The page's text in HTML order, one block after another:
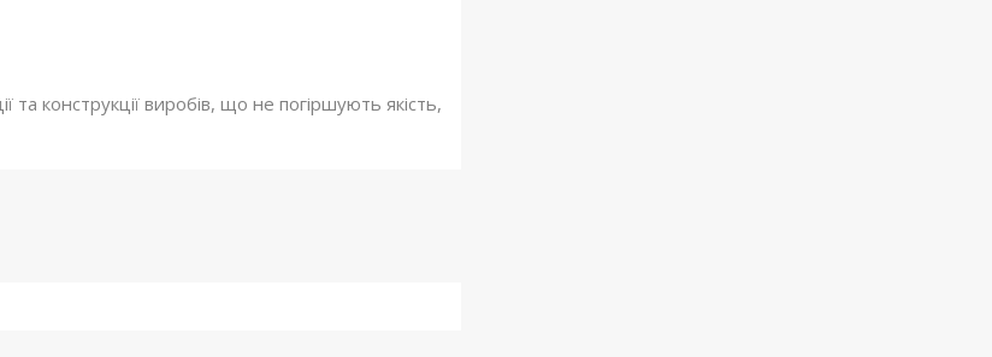
конструкції виробів, що не погіршують якість,